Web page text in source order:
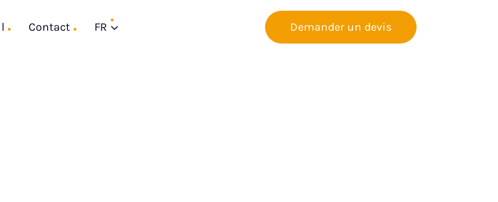
Contact FR Demander un devis